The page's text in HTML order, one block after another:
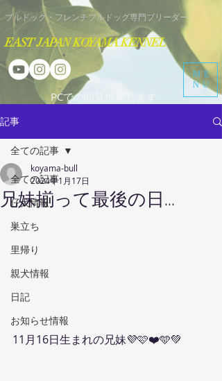
EAST JAPAN KOYAMA KENNEL
​PCでの閲覧推奨します
​ブルドッグ・フレンチブルドッグ専門ブリーダー
ME
NU
記事
全ての記事
仔犬情報
巣立ち
里帰り
親犬情報
日記
お知らせ情報
全ての記事
兄妹揃って最後の日...
koyama-bull
2024年1月17日
11月16日生まれの兄妹💜🩷❤️🩵💚